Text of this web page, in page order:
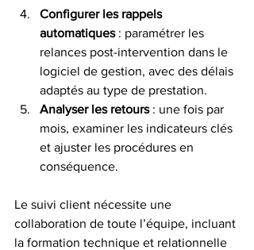
Configurer les rappels
automatiques : paramétrer les
relances post-intervention dans le
logiciel de gestion, avec des délais
adaptés au type de prestation.
Analyser les retours : une fois par
mois, examiner les indicateurs clés
et ajuster les procédures en
conséquence.
Le suivi client nécessite une
collaboration de toute l’équipe, incluant
la formation technique et relationnelle